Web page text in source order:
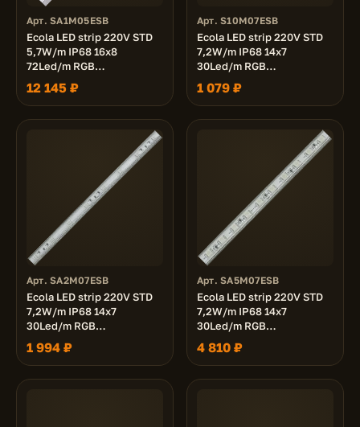
Арт. SA1M05ESB
Ecola LED strip 220V STD
5,7W/m IP68 16x8
72Led/m RGB
разноцветная лента 100м.
12 145 ₽
Арт. S10M07ESB
Ecola LED strip 220V STD
7,2W/m IP68 14x7
30Led/m RGB
разноцветная лента 10м.
1 079 ₽
Арт. SA2M07ESB
Ecola LED strip 220V STD
7,2W/m IP68 14x7
30Led/m RGB
разноцветная лента 20м.
1 994 ₽
Арт. SA5M07ESB
Ecola LED strip 220V STD
7,2W/m IP68 14x7
30Led/m RGB
разноцветная лента 50м.
4 810 ₽